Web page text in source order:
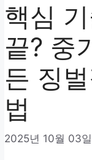
핵심
끝? 중
든 징
법
2025년 10월 03일